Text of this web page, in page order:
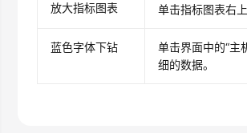
放大指标图表 单击指标图表右
蓝色字体下钻
单击界面中的“主
细的数据。